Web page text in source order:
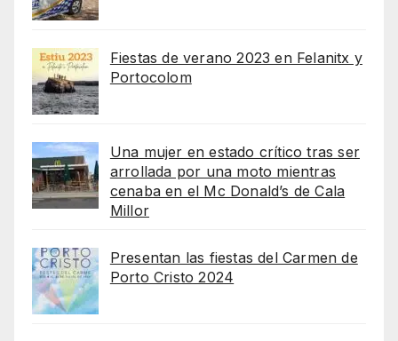
Fiestas de verano 2023 en Felanitx y
Portocolom
Una mujer en estado crítico tras ser
arrollada por una moto mientras
cenaba en el Mc Donald’s de Cala
Millor
Presentan las fiestas del Carmen de
Porto Cristo 2024